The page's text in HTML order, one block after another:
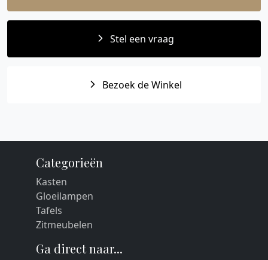
Stel een vraag
Bezoek de Winkel
Categorieën
Kasten
Gloeilampen
Tafels
Zitmeubelen
Ga direct naar...